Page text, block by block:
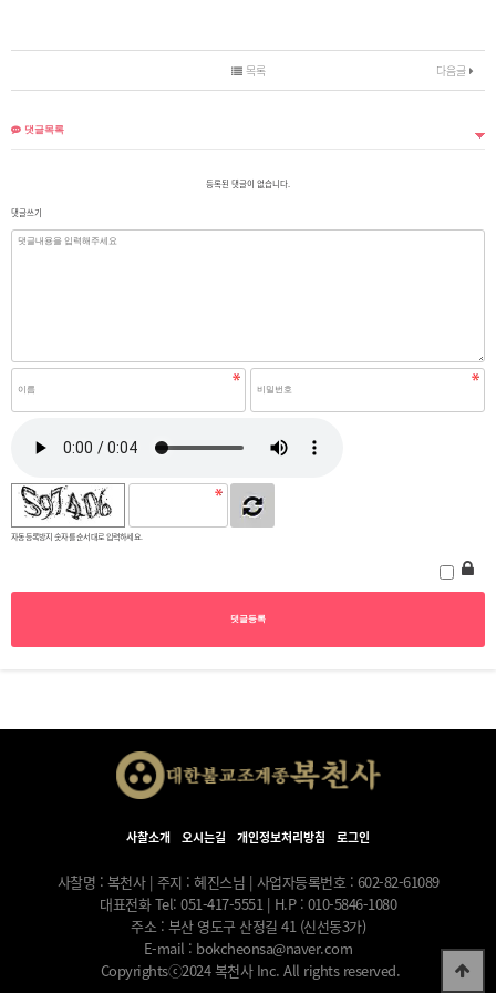
다음글
목록
댓글목록
등록된 댓글이 없습니다.
댓글쓰기
자동등록방지 숫자를 순서대로 입력하세요.
사찰소개 오시는길 개인정보처리방침 로그인
사찰명 : 복천사 | 주지 : 혜진스님 | 사업자등록번호 : 602-82-61089
대표전화 Tel: 051-417-5551 | H.P : 010-5846-1080
주소 : 부산 영도구 산정길 41 (신선동3가)
E-mail : bokcheonsa@naver.com
Copyrightsⓒ2024 복천사 Inc. All rights reserved.